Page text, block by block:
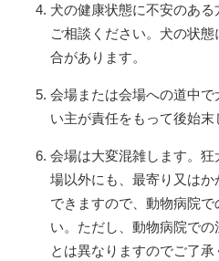
犬の健康状態に不安のあ
ご相談ください。犬の状
合があります。
会場または会場への道中
い主が責任をもって後始末
会場は大変混雑します。
場以外にも、最寄り又は
できますので、動物病院
い。ただし、動物病院で
とは異なりますのでご了